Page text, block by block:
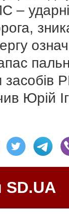
–
засобів
Юрій
SD.UA